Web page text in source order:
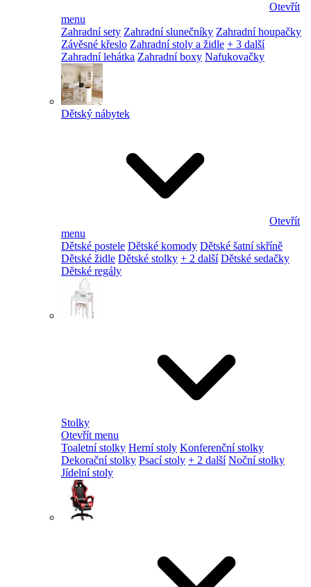
Otevřít
menu
Zahradní sety Zahradní slunečníky Zahradní houpačky
Závěsné křeslo Zahradní stoly a židle + 3 další
Zahradní lehátka Zahradní boxy Nafukovačky
Dětský nábytek
Otevřít
menu
Dětské postele Dětské komody Dětské šatní skříně
Dětské židle Dětské stolky + 2 další Dětské sedačky
Dětské regály
Stolky
Otevřít menu
Toaletní stolky Herní stoly Konferenční stolky
Dekorační stolky Psací stoly + 2 další Noční stolky
Jídelní stoly